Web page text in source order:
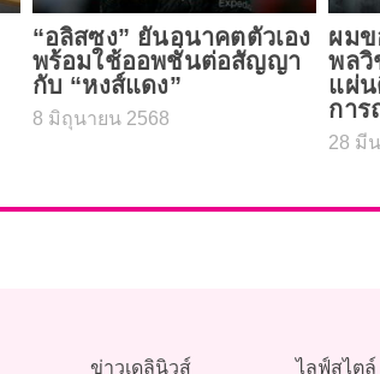
“อลิสซง” ยันอนาคตตัวเอง
พร้อมใช้ออพชั่นต่อสัญญา
กับ “หงส์แดง”
8 มิถุนายน 2568
ผมข
พลวิ
แผ่น
กา
28 มี
ข่าวเดลินิวส์ ไลฟ์สไตล์